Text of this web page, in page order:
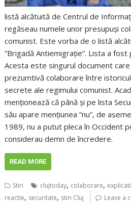
listă alcătuită de Centrul de
regăseau numele unor presupuşi
comunist. Este vorba de o listă
”Brigadă Antiemigraţie”. Lista a
Acesta este singurul document
prezumtivă colaborare între
secrete ale regimului comunist.
menţionează că până şi pe lista
său apare menţiunea ”nu”, de
1989, nu a putut pleca în Occident
considerau demn de încredere.
READ MORE
Stiri clujtoday, colaborare,
reactie, securitate, stiri Cluj Leave a